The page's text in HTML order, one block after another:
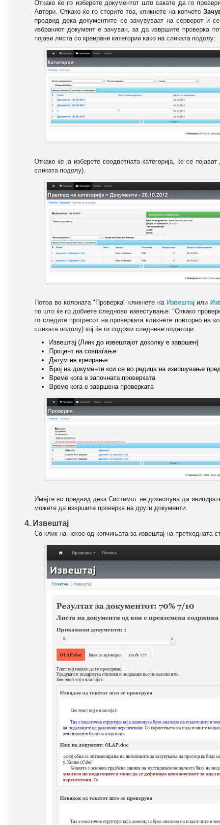
Откако ќе го изберете документот што сакате да го
Автори. Откако ќе го сторите тоа, кликнете на копчето
предвид дека документите се зачувуваат на серверот и
избраниот документ е зачуван, за да извршите проверка
појави листа со креирани категории како на сликата подолу:
Откако ќе ја изберете соодветната категорија, ќе се
сликата подолу).
Потоа во колоната "Проверка" кликнете на Извештај или
по што ќе го добиете следново известување: "Oткако
го следите прогресот на проверката кликнете повторно на
сликата подолу) кој ќе ги содржи следниве податоци:
Извештај (Линк до извештајот доколку е завршен)
Процент на совпаѓање
Датум на креирање
Број на документи кои се во редица на извршување
Време кога е започната проверката
Време кога е завршена проверката
Имајте во предвид дека Системот не дозволува да
можете да извршите проверка на други документи.
4. Извештај
Со клик на некое од копчињата за извештај на претходната